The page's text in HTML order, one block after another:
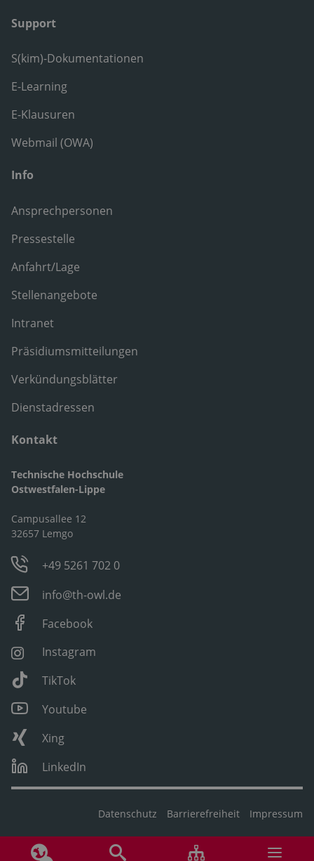
Support
S(kim)-Dokumentationen
E-Learning
E-Klausuren
Webmail (OWA)
Info
Ansprechpersonen
Pressestelle
Anfahrt/Lage
Stellenangebote
Intranet
Präsidiumsmitteilungen
Verkündungsblätter
Dienstadressen
Kontakt
Technische Hochschule
Ostwestfalen-Lippe
Campusallee 12
32657 Lemgo
+49 5261 702 0
info@th-owl.de
Facebook
Instagram
TikTok
Youtube
Xing
LinkedIn
Datenschutz Barrierefreiheit Impressum